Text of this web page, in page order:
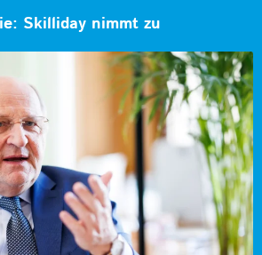
Skilliday nimmt zu